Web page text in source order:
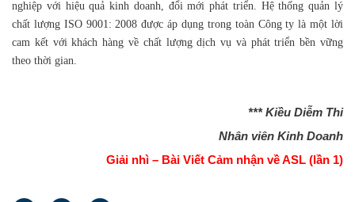
nghiệp với hiệu quả kinh doanh, đổi mới phát triển. Hệ thống quản lý
chất lượng ISO 9001: 2008 được áp dụng trong toàn Công ty là một lời
cam kết với khách hàng về chất lượng dịch vụ và phát triển bền vững
theo thời gian.
*** Kiều Diễm Thi
Nhân viên Kinh Doanh
Giải nhì – Bài Viết Cảm nhận về ASL (lần 1)